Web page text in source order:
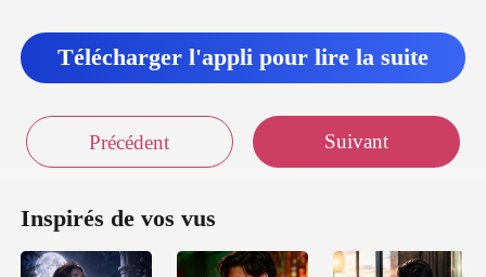
Télécharger l'appli pour lire la suite
Précédent Suivant
Inspirés de vos vus